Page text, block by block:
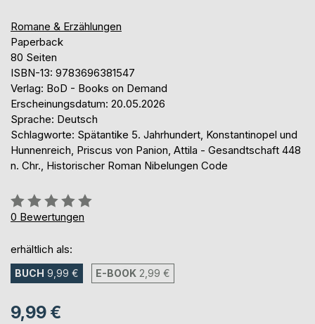
Romane & Erzählungen
Paperback
80 Seiten
ISBN-13: 9783696381547
Verlag: BoD - Books on Demand
Erscheinungsdatum: 20.05.2026
Sprache: Deutsch
Schlagworte: Spätantike 5. Jahrhundert, Konstantinopel und
Hunnenreich, Priscus von Panion, Attila - Gesandtschaft 448
n. Chr., Historischer Roman Nibelungen Code
Bewertung::
0%
0 Bewertungen
erhältlich als:
BUCH 9,99 € E-BOOK 2,99 €
9,99 €